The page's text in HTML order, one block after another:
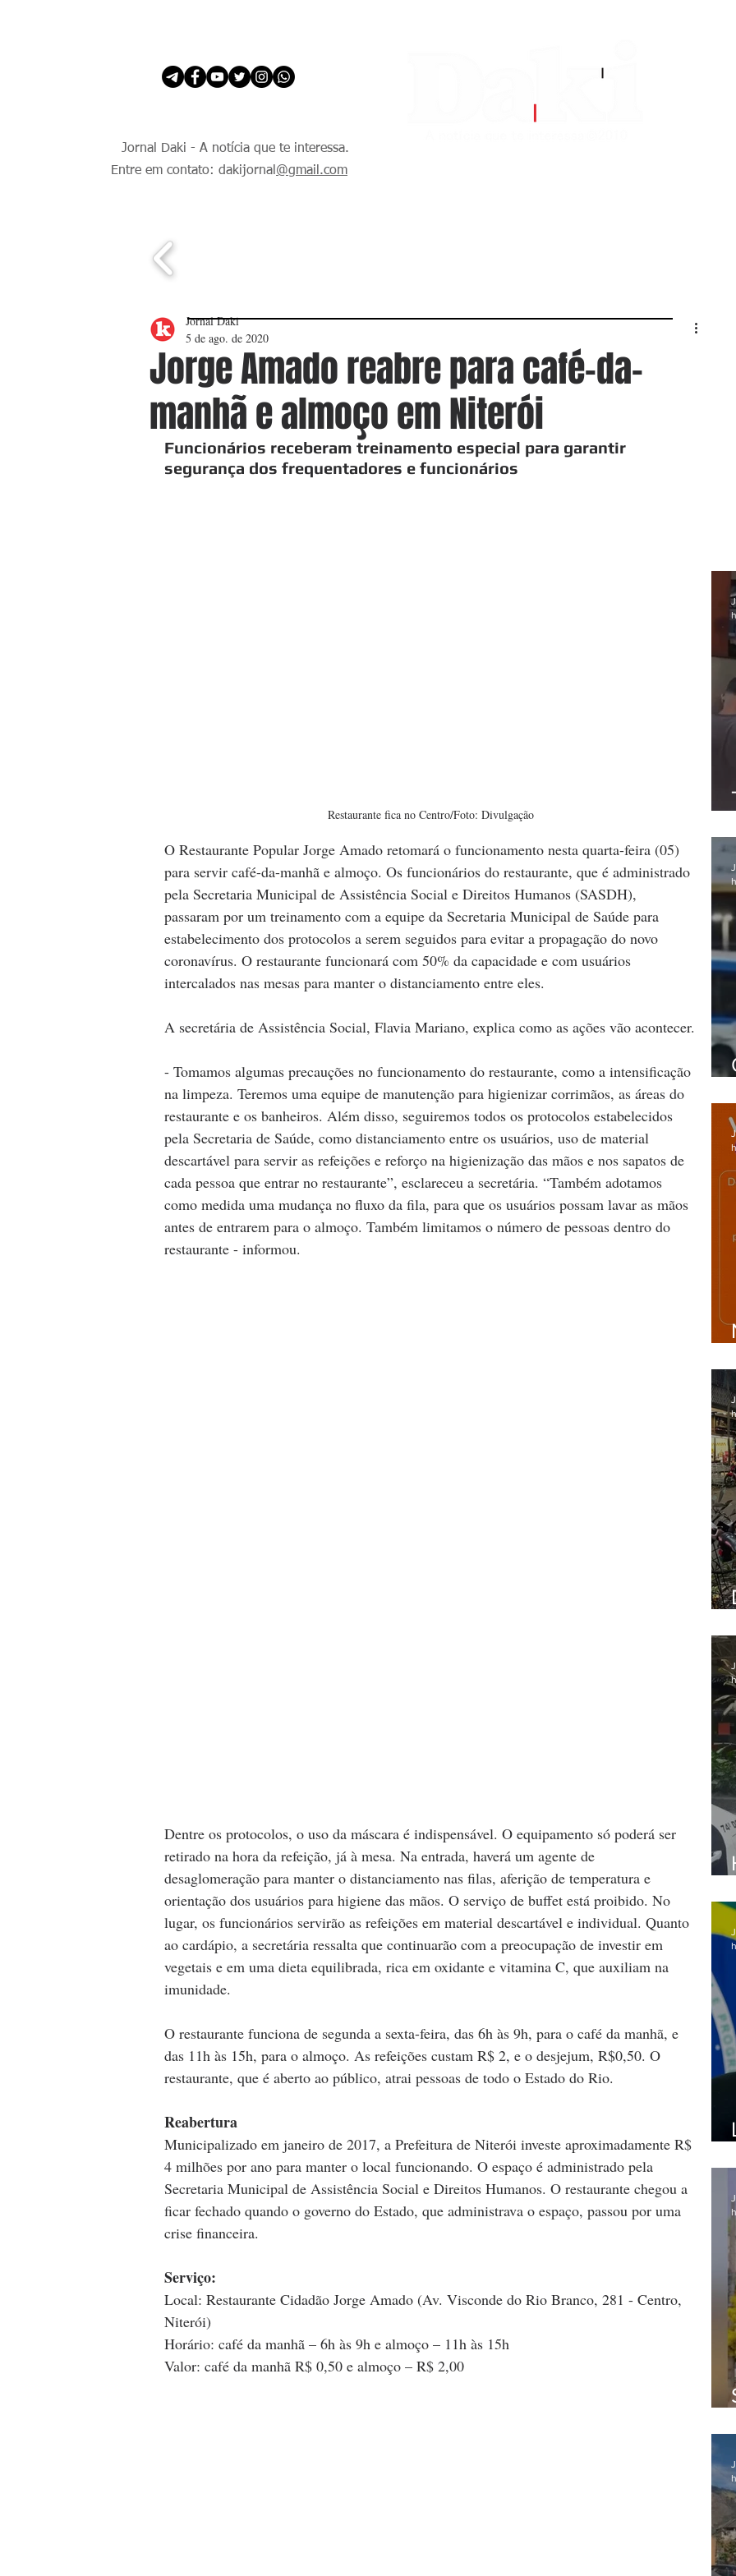
Jornal Daki - A notícia que te interessa.
Entre em contato: dakijornal @gmail.com
Jorge Amado reabre para café-da-
manhã e almoço em Niterói
Jornal Daki
5 de ago. de 2020
Funcionários receberam treinamento especial para garantir
segurança dos frequentadores e funcionários
Restaurante fica no Centro/Foto: Divulgação
O Restaurante Popular Jorge Amado retomará o funcionamento nesta quarta-feira (05)
para servir café-da-manhã e almoço. Os funcionários do restaurante, que é administrado
pela Secretaria Municipal de Assistência Social e Direitos Humanos (SASDH),
passaram por um treinamento com a equipe da Secretaria Municipal de Saúde para
estabelecimento dos protocolos a serem seguidos para evitar a propagação do novo
coronavírus. O restaurante funcionará com 50% da capacidade e com usuários
intercalados nas mesas para manter o distanciamento entre eles.
A secretária de Assistência Social, Flavia Mariano, explica como as ações vão acontecer.
- Tomamos algumas precauções no funcionamento do restaurante, como a intensificação
na limpeza. Teremos uma equipe de manutenção para higienizar corrimãos, as áreas do
restaurante e os banheiros. Além disso, seguiremos todos os protocolos estabelecidos
pela Secretaria de Saúde, como distanciamento entre os usuários, uso de material
descartável para servir as refeições e reforço na higienização das mãos e nos sapatos de
cada pessoa que entrar no restaurante”, esclareceu a secretária. “Também adotamos
como medida uma mudança no fluxo da fila, para que os usuários possam lavar as mãos
antes de entrarem para o almoço. Também limitamos o número de pessoas dentro do
restaurante - informou.
Dentre os protocolos, o uso da máscara é indispensável. O equipamento só poderá ser
retirado na hora da refeição, já à mesa. Na entrada, haverá um agente de
desaglomeração para manter o distanciamento nas filas, aferição de temperatura e
orientação dos usuários para higiene das mãos. O serviço de buffet está proibido. No
lugar, os funcionários servirão as refeições em material descartável e individual. Quanto
ao cardápio, a secretária ressalta que continuarão com a preocupação de investir em
vegetais e em uma dieta equilibrada, rica em oxidante e vitamina C, que auxiliam na
imunidade.
O restaurante funciona de segunda a sexta-feira, das 6h às 9h, para o café da manhã, e
das 11h às 15h, para o almoço. As refeições custam R$ 2, e o desjejum, R$0,50. O
restaurante, que é aberto ao público, atrai pessoas de todo o Estado do Rio.
Reabertura
Municipalizado em janeiro de 2017, a Prefeitura de Niterói investe aproximadamente R$
4 milhões por ano para manter o local funcionando. O espaço é administrado pela
Secretaria Municipal de Assistência Social e Direitos Humanos. O restaurante chegou a
ficar fechado quando o governo do Estado, que administrava o espaço, passou por uma
crise financeira.
Serviço:
Local: Restaurante Cidadão Jorge Amado (Av. Visconde do Rio Branco, 281 - Centro,
Niterói)
Horário: café da manhã – 6h às 9h e almoço – 11h às 15h
Valor: café da manhã R$ 0,50 e almoço – R$ 2,00